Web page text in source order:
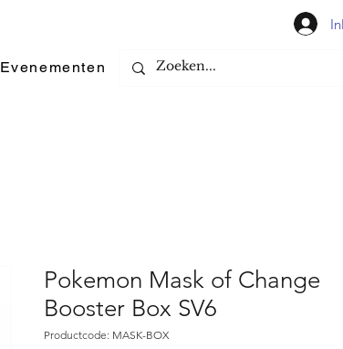
Evenementen
Pokemon Mask of Change
Booster Box SV6
Productcode: MASK-BOX